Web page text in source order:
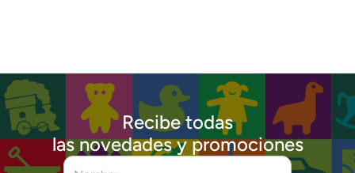
Recibe todas
las novedades y promociones